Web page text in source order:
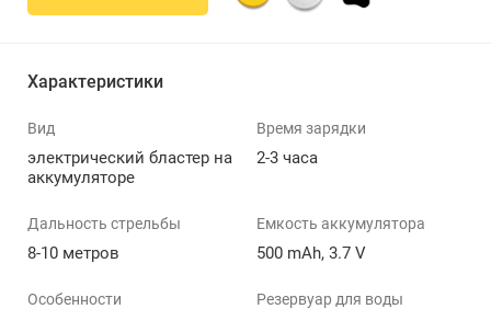
Характеристики
Вид
электрический бластер на
аккумуляторе
Время зарядки
2-3 часа
Дальность стрельбы
8-10 метров
Емкость аккумулятора
500 mAh, 3.7 V
Особенности Резервуар для воды